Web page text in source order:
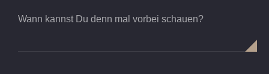
Wann kannst Du denn mal vorbei schauen?